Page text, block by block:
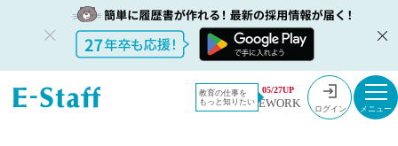
教育の仕事を
もっと知りたい
05/27UP
EWORK ログイン
教員採用情
報のイー・
採用情報
小学生5,6年生対象の放課後学習支援スタッフ 8月採用